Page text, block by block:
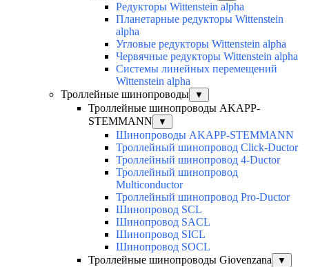
Редукторы Wittenstein alpha
Планетарные редукторы Wittenstein
alpha
Угловые редукторы Wittenstein alpha
Червячные редукторы Wittenstein alpha
Системы линейных перемещений
Wittenstein alpha
Троллейные шинопроводы
▼
Троллейные шинопроводы AKAPP-
STEMMANN
▼
Шинопроводы AKAPP-STEMMANN
Троллейный шинопровод Click-Ductor
Троллейный шинопровод 4-Ductor
Троллейный шинопровод
Multiconductor
Троллейный шинопровод Pro-Ductor
Шинопровод SCL
Шинопровод SACL
Шинопровод SICL
Шинопровод SOCL
Троллейные шинопроводы Giovenzana
▼